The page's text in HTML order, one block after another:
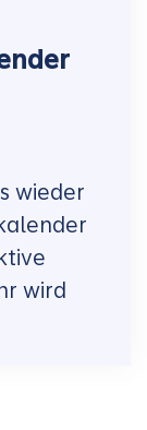
wieder
wird